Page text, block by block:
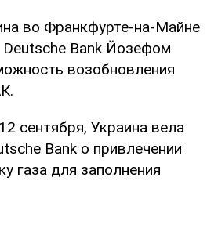
во Франкфурте-на-Майне
Deutsche Bank Йозефом
возобновления
сентября, Украина вела
Bank о привлечении
газа для заполнения